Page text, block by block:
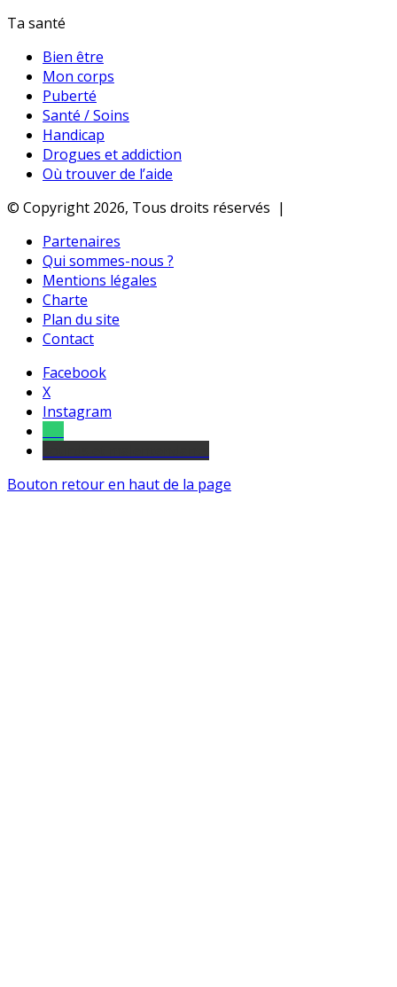
Ta santé
Bien être
Mon corps
Puberté
Santé / Soins
Handicap
Drogues et addiction
Où trouver de l’aide
© Copyright 2026, Tous droits réservés |
Partenaires
Qui sommes-nous ?
Mentions légales
Charte
Plan du site
Contact
Facebook
X
Instagram
Bouton retour en haut de la page